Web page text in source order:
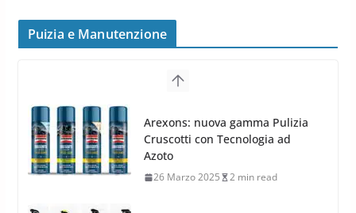
24 Luglio 2019 1 min read
frenata e handling
8 Aprile 2026 7 min read
Puizia e Manutenzione
Arexons: nuova gamma Pulizia
Cruscotti con Tecnologia ad
Azoto
26 Marzo 2025 2 min read